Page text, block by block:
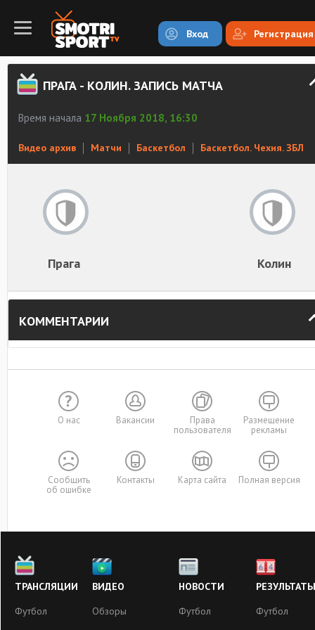
Вход Регистрация
ПРАГА - КОЛИН. ЗАПИСЬ МАТЧА
Время начала 17 Ноября 2018, 16:30
Видео архив Матчи Баскетбол Баскетбол. Чехия. ЗБЛ
Прага Колин
КОММЕНТАРИИ
О нас Вакансии
Права
пользователя
Размещение
рекламы
Сообщить
об ошибке
Контакты Карта сайта Полная версия
ТРАНСЛЯЦИИ
Футбол
ВИДЕО
Обзоры
НОВОСТИ
Футбол
РЕЗУЛЬТАТЫ
Футбол